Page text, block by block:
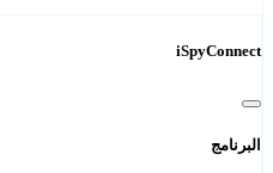
iSpyConnect
البرنامج